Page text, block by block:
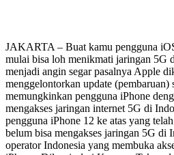
JAKARTA – Buat kamu pengguna
mulai bisa loh menikmati jaringan 5G
menjadi angin segar pasalnya Apple
menggelontorkan update (pembaruan)
memungkinkan pengguna iPhone
mengakses jaringan internet 5G di
pengguna iPhone 12 ke atas yang
belum bisa mengakses jaringan 5G di
operator Indonesia yang membuka